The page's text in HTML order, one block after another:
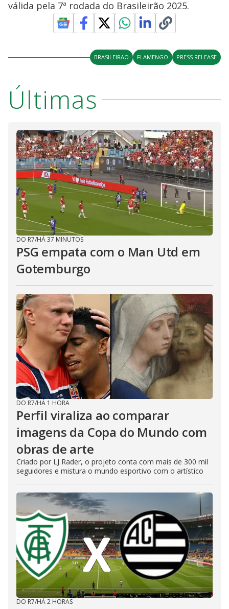
válida pela 7ª rodada do Brasileirão 2025.
BRASILEIRAO FLAMENGO PRESS RELEASE
Últimas
DO R7/HÁ 37 MINUTOS
PSG empata com o Man Utd em
Gotemburgo
DO R7/HÁ 1 HORA
Perfil viraliza ao comparar
imagens da Copa do Mundo com
obras de arte
Criado por LJ Rader, o projeto conta com mais de 300 mil
seguidores e mistura o mundo esportivo com o artístico
DO R7/HÁ 2 HORAS